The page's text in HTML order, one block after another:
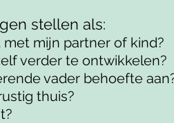
stellen als:
mijn partner of kind?
verder te ontwikkelen?
vader behoefte
thuis?